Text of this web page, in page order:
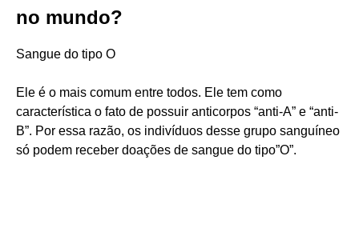
no mundo?
Sangue do tipo O
Ele é o mais comum entre todos. Ele tem como
característica o fato de possuir anticorpos “anti-A” e “anti-
B”. Por essa razão, os indivíduos desse grupo sanguíneo
só podem receber doações de sangue do tipo”O”.